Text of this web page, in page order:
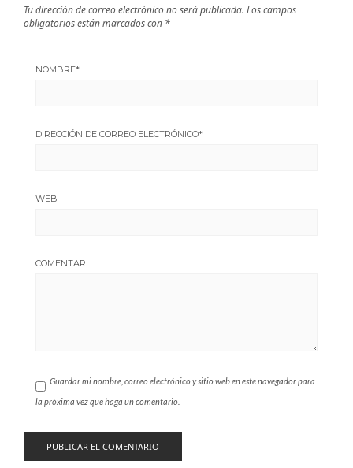
Tu dirección de correo electrónico no será publicada. Los campos
obligatorios están marcados con *
NOMBRE*
DIRECCIÓN DE CORREO ELECTRÓNICO*
WEB
COMENTAR
Guardar mi nombre, correo electrónico y sitio web en este navegador para
la próxima vez que haga un comentario.